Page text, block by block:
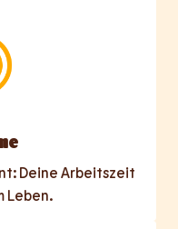
Deine Arbeitszeit
Leben.